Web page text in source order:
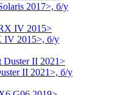
2017>, б/у
IV 2015>, б/у
II 2021>, б/у